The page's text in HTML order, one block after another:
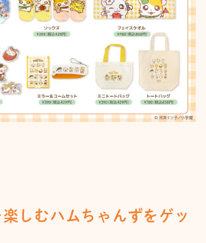
しむハムちゃんずをゲッ